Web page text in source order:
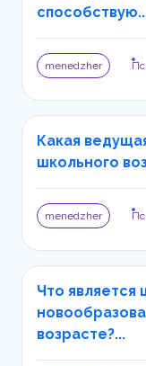
menedzher
Какая
школьного
menedzher
Что является
возрасте?...